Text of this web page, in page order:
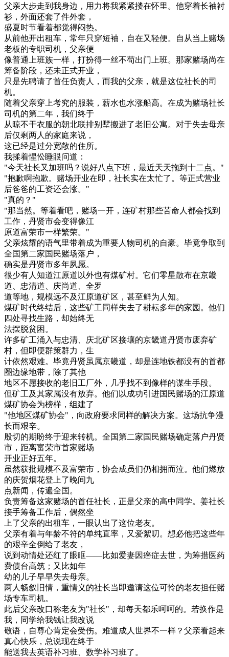
父亲大步走到我身边，用力将我紧紧搂在怀里。他穿着长袖衬
衫，外面还套了件外套，
盛夏时节看着都觉得闷热。
从前他开出租车，常年只穿短袖，自在又轻便。自从当上赌场
老板的专职司机，父亲便
像普通上班族一样，打扮得一丝不苟出门上班。那家赌场尚在
筹备阶段，还未正式开业，
只是先聘请了首任负责人，而我的父亲，就是这位社长的司
机。
随着父亲穿上考究的服装，薪水也水涨船高。在成为赌场社长
司机的第二年，我们终于
从晾不干衣服的朝北联排别墅搬进了老旧公寓。对于失去母亲
后仅剩两人的家庭来说，
这已经是过分宽敞的住所。
我揉着惺忪睡眼问道：
"今天社长又加班吗？说好八点下班，最近天天拖到十二点。"
"抱歉啊抱歉。赌场开业在即，社长实在太忙了。等正式营业
后爸爸的工资还会涨。"
"真的？"
"那当然。等着看吧，赌场一开，连矿村那些苦命人都会找到
工作，丹贤市会变得像江
原道富荣市一样繁荣。"
父亲炫耀的语气里带着成为重要人物司机的自豪。毕竟争取到
全国第二家国民赌场落户，
确实是丹贤市多年夙愿。
很少有人知道江原道以外也有煤矿村。它们零星散布在京畿
道、忠清道、庆尚道、全罗
道等地，规模远不及江原道矿区，甚至鲜为人知。
煤矿时代终结后，这些矿工同样失去了耕耘多年的家园。他们
四处寻找生路，却始终无
法摆脱贫困。
许多矿工涌入与忠清、庆北矿区接壤的京畿道丹贤市废弃矿
村，但即便群策群力，生
计依然艰难。毕竟丹贤虽属京畿道，却是连地铁都没有的首都
圈边缘地带，除了其他
地区不愿接收的老旧工厂外，几乎找不到像样的谋生手段。
但矿工及其家属没有放弃。他们以成功引进国民赌场的江原道
煤矿协会为榜样，组建了
"他地区煤矿协会"，向政府要求同样的解决方案。这场抗争漫
长而艰辛。
殷切的期盼终于迎来转机。全国第二家国民赌场确定落户丹贤
市，距离富荣市首家赌场
开业正好五年。
虽然获批规模不及富荣市，协会成员们仍相拥而泣。他们燃放
的庆贺烟花登上了晚间九
点新闻，传遍全国。
负责筹备这家赌场的首任社长，正是父亲的高中同学。姜社长
接手筹备工作后，偶然坐
上了父亲的出租车，一眼认出了这位老友。
父亲有着与年龄不符的单纯直率，又爱絮叨。想必他把这些年
的艰辛全倒给了老友，
说到动情处还红了眼眶——比如爱妻因癌症去世，为筹措医药
费债台高筑；又比如年
幼的儿子早早失去母亲。
两人畅叙旧情，重情义的社长当即邀请这位可怜的老友担任赌
场专车司机。
此后父亲改口称老友为"社长"，却每天都乐呵呵的。若换作是
我，同学给我钱让我改说
敬语，自尊心肯定会受伤。难道成人世界不一样？父亲看起来
真心快乐，总说现在终于
能送我去英语补习班、数学补习班了。